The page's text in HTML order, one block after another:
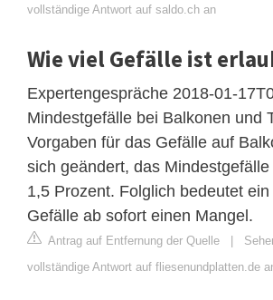
vollständige Antwort auf saldo.ch an
Wie viel Gefälle ist
Expertengespräche 2018-01-
Mindestgefälle bei Balkonen und
Vorgaben für das Gefälle auf
sich geändert, das
1,5 Prozent. Folglich bedeutet
Gefälle ab sofort einen Mangel.
Antrag auf Entfernung der Quelle |
vollständige Antwort auf fliesenundplatten.de